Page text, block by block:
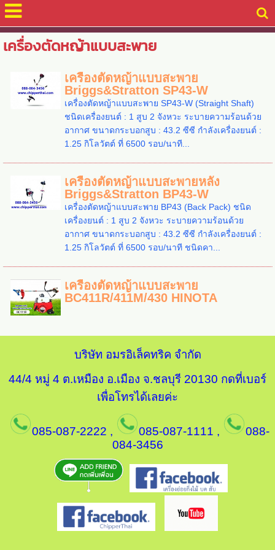
เครื่องตัดหญ้าแบบสะพาย
เครื่องตัดหญ้าแบบสะพาย
Briggs&Stratton SP43-W
เครื่องตัดหญ้าแบบสะพาย SP43-W (Straight Shaft)
ชนิดเครื่องยนต์ : 1 สูบ 2 จังหวะ ระบายความร้อนด้วย
อากาศ ขนาดกระบอกสูบ : 43.2 ซีซี กำลังเครื่องยนต์ :
1.25 กิโลวัตต์ ที่ 6500 รอบ/นาที...
เครื่องตัดหญ้าแบบสะพายหลัง
Briggs&Stratton BP43-W
เครื่องตัดหญ้าแบบสะพาย BP43 (Back Pack) ชนิด
เครื่องยนต์ : 1 สูบ 2 จังหวะ ระบายความร้อนด้วย
อากาศ ขนาดกระบอกสูบ : 43.2 ซีซี กำลังเครื่องยนต์ :
1.25 กิโลวัตต์ ที่ 6500 รอบ/นาที ชนิดคา...
เครื่องตัดหญ้าแบบสะพาย
BC411R/411M/430 HINOTA
บริษัท อมรอิเล็คทริค จำกัด
44/4 หมู่ 4 ต.เหมือง อ.เมือง จ.ชลบุรี 20130 กดที่เบอร์
เพื่อโทรได้เลยค่ะ
085-087-2222 , 085-087-1111 ,
088-
084-3456